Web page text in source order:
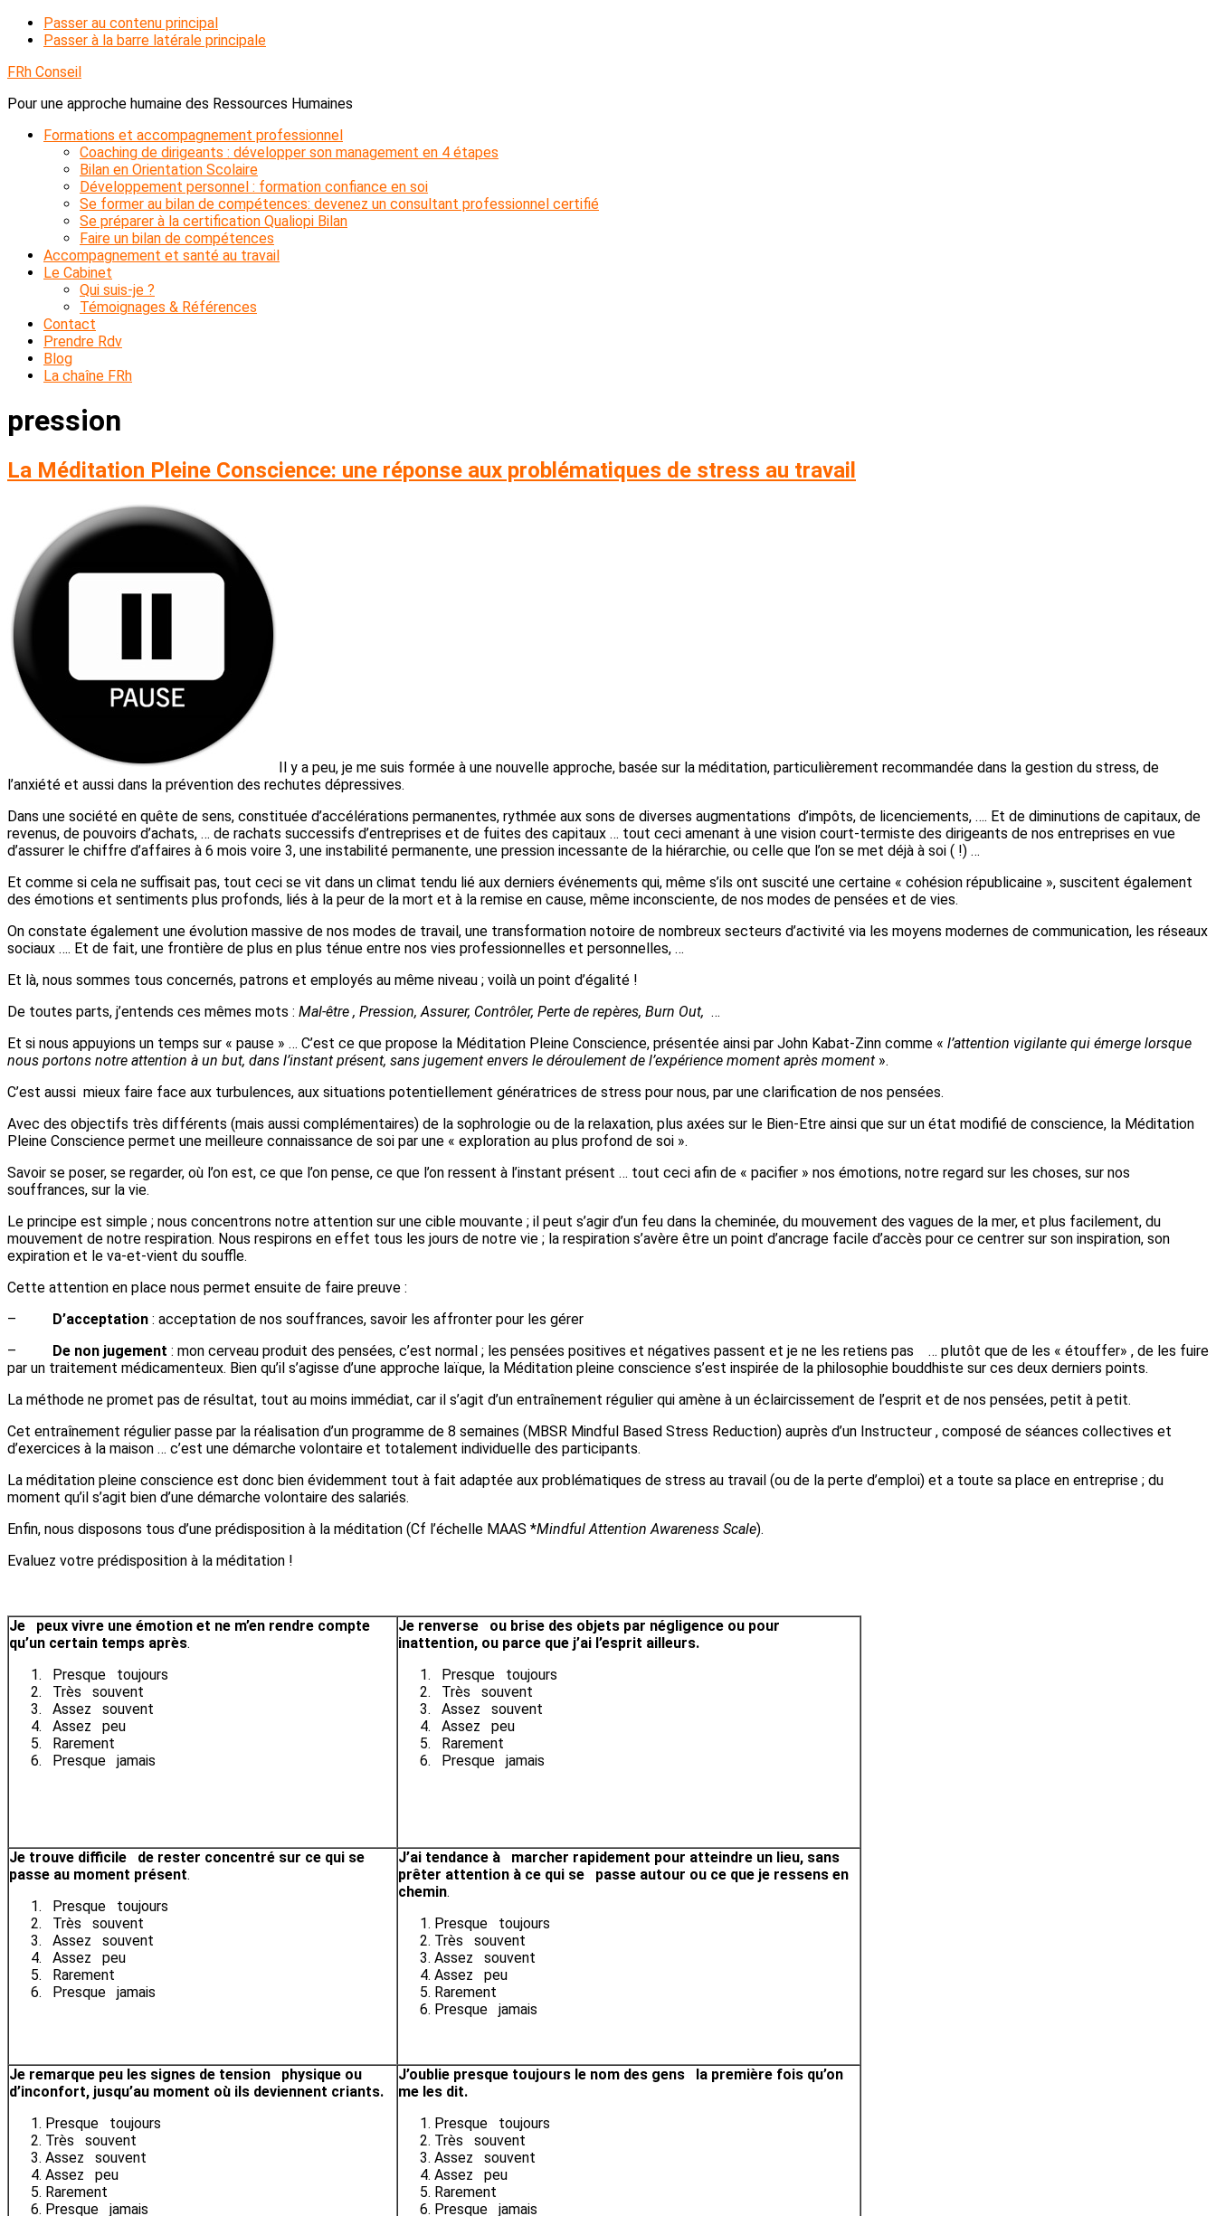
Passer au contenu principal
Passer à la barre latérale principale
FRh Conseil
Pour une approche humaine des Ressources Humaines
Formations et accompagnement professionnel
Coaching de dirigeants : développer son management en 4 étapes
Bilan en Orientation Scolaire
Développement personnel : formation confiance en soi
Se former au bilan de compétences: devenez un consultant professionnel certifié
Se préparer à la certification Qualiopi Bilan
Faire un bilan de compétences
Accompagnement et santé au travail
Le Cabinet
Qui suis-je ?
Témoignages & Références
Contact
Prendre Rdv
Blog
La chaîne FRh
pression
La Méditation Pleine Conscience: une réponse aux problématiques de stress au travail
Il y a peu, je me suis formée à une nouvelle approche, basée sur la méditation, particulièrement recommandée dans la gestion du stress, de
l’anxiété et aussi dans la prévention des rechutes dépressives.
Dans une société en quête de sens, constituée d’accélérations permanentes, rythmée aux sons de diverses augmentations d’impôts, de licenciements, …. Et de diminutions de capitaux, de
revenus, de pouvoirs d’achats, … de rachats successifs d’entreprises et de fuites des capitaux … tout ceci amenant à une vision court-termiste des dirigeants de nos entreprises en vue
d’assurer le chiffre d’affaires à 6 mois voire 3, une instabilité permanente, une pression incessante de la hiérarchie, ou celle que l’on se met déjà à soi ( !) …
Et comme si cela ne suffisait pas, tout ceci se vit dans un climat tendu lié aux derniers événements qui, même s’ils ont suscité une certaine « cohésion républicaine », suscitent également
des émotions et sentiments plus profonds, liés à la peur de la mort et à la remise en cause, même inconsciente, de nos modes de pensées et de vies.
On constate également une évolution massive de nos modes de travail, une transformation notoire de nombreux secteurs d’activité via les moyens modernes de communication, les réseaux
sociaux …. Et de fait, une frontière de plus en plus ténue entre nos vies professionnelles et personnelles, …
Et là, nous sommes tous concernés, patrons et employés au même niveau ; voilà un point d’égalité !
De toutes parts, j’entends ces mêmes mots : Mal-être , Pression, Assurer, Contrôler, Perte de repères, Burn Out, …
Et si nous appuyions un temps sur « pause » … C’est ce que propose la Méditation Pleine Conscience, présentée ainsi par John Kabat-Zinn comme « l’attention vigilante qui émerge lorsque
nous portons notre attention à un but, dans l’instant présent, sans jugement envers le déroulement de l’expérience moment après moment ».
C’est aussi mieux faire face aux turbulences, aux situations potentiellement génératrices de stress pour nous, par une clarification de nos pensées.
Avec des objectifs très différents (mais aussi complémentaires) de la sophrologie ou de la relaxation, plus axées sur le Bien-Etre ainsi que sur un état modifié de conscience, la Méditation
Pleine Conscience permet une meilleure connaissance de soi par une « exploration au plus profond de soi ».
Savoir se poser, se regarder, où l’on est, ce que l’on pense, ce que l’on ressent à l’instant présent … tout ceci afin de « pacifier » nos émotions, notre regard sur les choses, sur nos
souffrances, sur la vie.
Le principe est simple ; nous concentrons notre attention sur une cible mouvante ; il peut s’agir d’un feu dans la cheminée, du mouvement des vagues de la mer, et plus facilement, du
mouvement de notre respiration. Nous respirons en effet tous les jours de notre vie ; la respiration s’avère être un point d’ancrage facile d’accès pour ce centrer sur son inspiration, son
expiration et le va-et-vient du souffle.
Cette attention en place nous permet ensuite de faire preuve :
– D’acceptation : acceptation de nos souffrances, savoir les affronter pour les gérer
– De non jugement : mon cerveau produit des pensées, c’est normal ; les pensées positives et négatives passent et je ne les retiens pas … plutôt que de les « étouffer» , de les fuire
par un traitement médicamenteux. Bien qu’il s’agisse d’une approche laïque, la Méditation pleine conscience s’est inspirée de la philosophie bouddhiste sur ces deux derniers points.
La méthode ne promet pas de résultat, tout au moins immédiat, car il s’agit d’un entraînement régulier qui amène à un éclaircissement de l’esprit et de nos pensées, petit à petit.
Cet entraînement régulier passe par la réalisation d’un programme de 8 semaines (MBSR Mindful Based Stress Reduction) auprès d’un Instructeur , composé de séances collectives et
d’exercices à la maison … c’est une démarche volontaire et totalement individuelle des participants.
La méditation pleine conscience est donc bien évidemment tout à fait adaptée aux problématiques de stress au travail (ou de la perte d’emploi) et a toute sa place en entreprise ; du
moment qu’il s’agit bien d’une démarche volontaire des salariés.
Enfin, nous disposons tous d’une prédisposition à la méditation (Cf l’échelle MAAS *Mindful Attention Awareness Scale).
Evaluez votre prédisposition à la méditation !
Je peux vivre une émotion et ne m’en rendre compte
qu’un certain temps après.
Presque toujours
Très souvent
Assez souvent
Assez peu
Rarement
Presque jamais
Je renverse ou brise des objets par négligence ou pour
inattention, ou parce que j’ai l’esprit ailleurs.
Presque toujours
Très souvent
Assez souvent
Assez peu
Rarement
Presque jamais
Je trouve difficile de rester concentré sur ce qui se
passe au moment présent.
Presque toujours
Très souvent
Assez souvent
Assez peu
Rarement
Presque jamais
J’ai tendance à marcher rapidement pour atteindre un lieu, sans
prêter attention à ce qui se passe autour ou ce que je ressens en
chemin.
Presque toujours
Très souvent
Assez souvent
Assez peu
Rarement
Presque jamais
Je remarque peu les signes de tension physique ou
d’inconfort, jusqu’au moment où ils deviennent criants.
Presque toujours
Très souvent
Assez souvent
Assez peu
Rarement
Presque jamais
J’oublie presque toujours le nom des gens la première fois qu’on
me les dit.
Presque toujours
Très souvent
Assez souvent
Assez peu
Rarement
Presque jamais